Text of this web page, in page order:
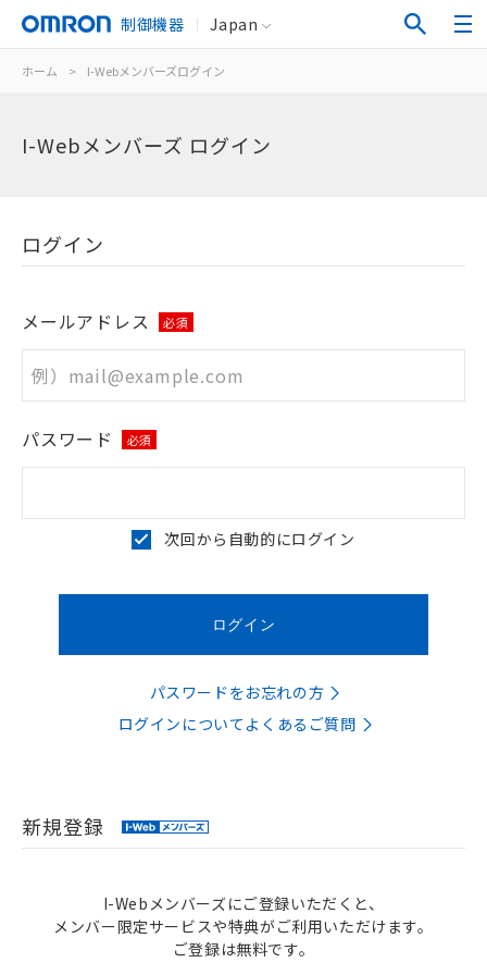
制御機器 Japan
ホーム > I-Webメンバーズログイン
I-Webメンバーズ ログイン
ログイン
メールアドレス 必須
パスワード 必須
次回から自動的にログイン
パスワードをお忘れの方
ログインについてよくあるご質問
新規登録
I-Webメンバーズにご登録いただくと、
メンバー限定サービスや特典がご利用いただけます。
ご登録は無料です。